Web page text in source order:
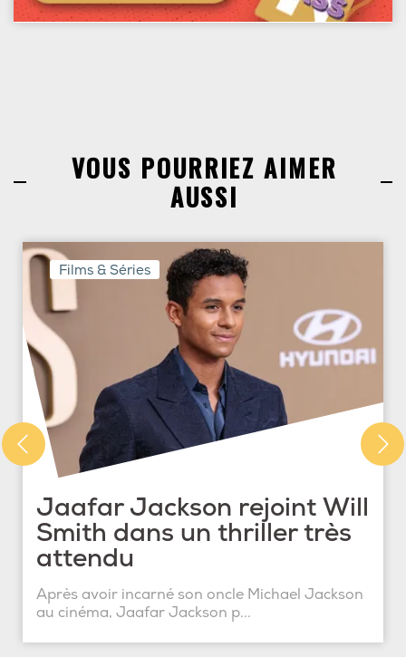
VOUS POURRIEZ AIMER
AUSSI
Films & Séries
Jaafar Jackson rejoint Will
Smith dans un thriller très
attendu
Après avoir incarné son oncle Michael Jackson
au cinéma, Jaafar Jackson p...